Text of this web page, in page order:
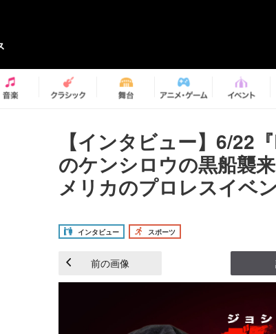
【インタビュー】6/
のケンシロウの黒船襲
メリカのプロレスイベ
インタビュー スポーツ
前の画像